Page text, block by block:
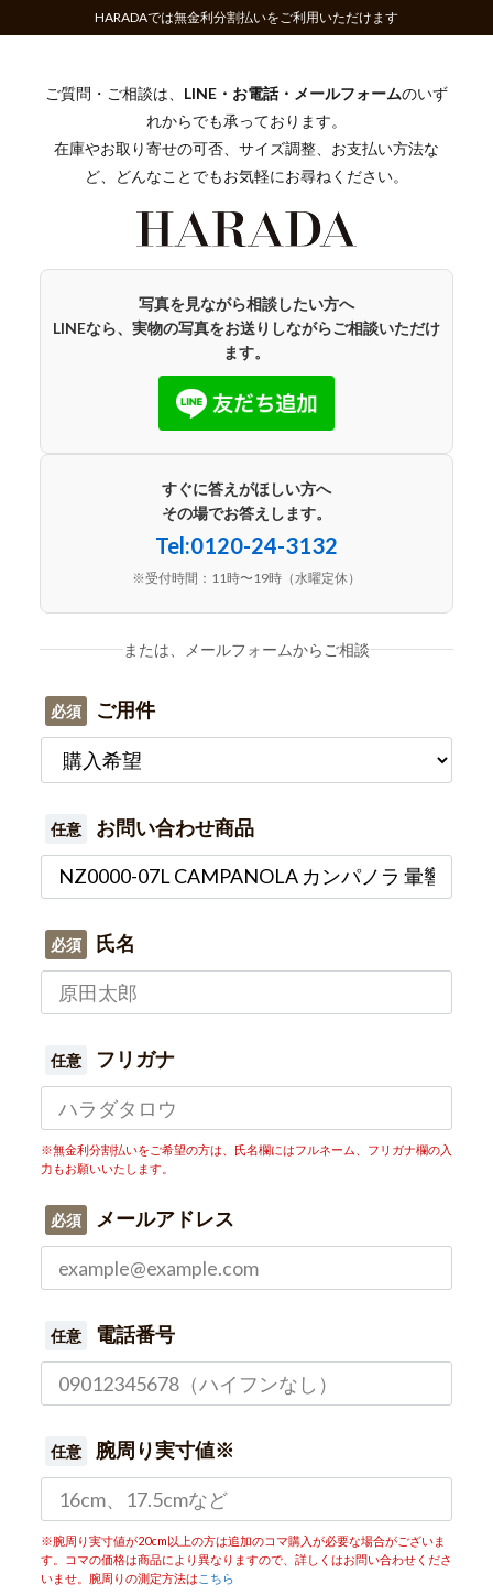
HARADAでは無金利分割払いをご利用いただけます
ご質問・ご相談は、 LINE・お電話・メールフォームのいず
れからでも承っております。
在庫やお取り寄せの可否、サイズ調整、お支払い方法な
ど、どんなことでもお気軽にお尋ねください。
写真を見ながら相談したい方へ
LINEなら、実物の写真をお送りしながらご相談いただけ
ます。
すぐに答えがほしい方へ
その場でお答えします。
Tel:0120-24-3132
※受付時間：11時〜19時（水曜定休）
または、メールフォームからご相談
必須 ご用件
任意 お問い合わせ商品
必須 氏名
任意 フリガナ
※無金利分割払いをご希望の方は、氏名欄にはフルネーム、フリガナ欄の入
力もお願いいたします。
必須 メールアドレス
任意 電話番号
任意 腕周り実寸値※
※腕周り実寸値が20cm以上の方は追加のコマ購入が必要な場合がございま
す。コマの価格は商品により異なりますので、詳しくはお問い合わせくださ
いませ。腕周りの測定方法は こちら